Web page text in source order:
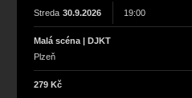
Streda 30.9.2026 19:00
Malá scéna | DJKT
Plzeň
279 Kč